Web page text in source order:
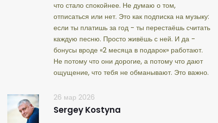
что стало спокойнее. Не думаю о том,
отписаться или нет. Это как подписка на музыку:
если ты платишь за год - ты перестаёшь считать
каждую песню. Просто живёшь с ней. И да -
бонусы вроде «2 месяца в подарок» работают.
Не потому что они дорогие, а потому что дают
ощущение, что тебя не обманывают. Это важно.
26 мар 2026
Sergey Kostyna